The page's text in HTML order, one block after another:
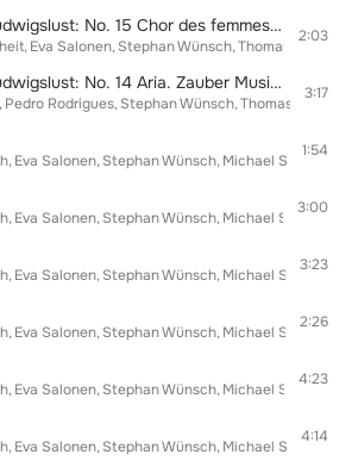
Sammlung Ludwigslust: No. 15 Chor des femmes Re Theodor
Eva Salonen Stephan Wünsch Thomas Fritzsch
2:03
Sammlung Ludwigslust: No. 14 Aria. Zauber Music des Azors. Adagio
Pedro Rodrigues Stephan Wünsch Thomas Fritzsch
3:17
Eva Salonen Stephan Wünsch Michael Schönheit
1:54
Eva Salonen Stephan Wünsch Michael Schönheit
3:00
Eva Salonen Stephan Wünsch Michael Schönheit
3:23
Eva Salonen Stephan Wünsch Michael Schönheit
2:26
Eva Salonen Stephan Wünsch Michael Schönheit
4:23
Eva Salonen Stephan Wünsch Michael Schönheit
4:14